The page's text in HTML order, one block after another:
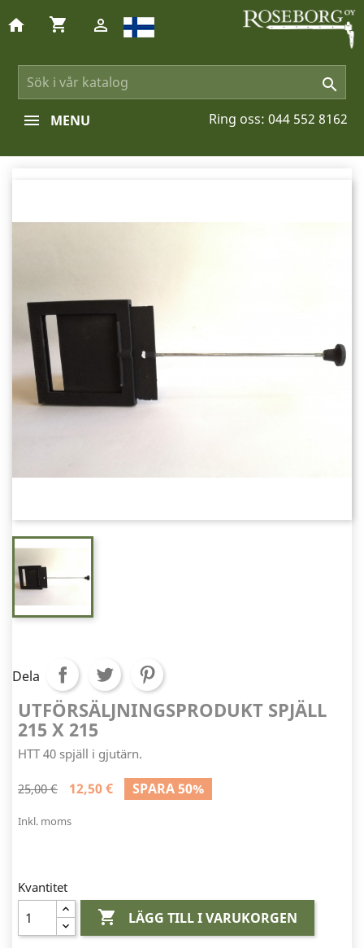

home shopping_cart 
Ring oss: 044 552 8162
MENU
Dela
UTFÖRSÄLJNINGSPRODUKT SPJÄLL
215 X 215
HTT 40 spjäll i gjutärn.
25,00 € 12,50 € SPARA 50%
Inkl. moms
Kvantitet
 LÄGG TILL I VARUKORGEN